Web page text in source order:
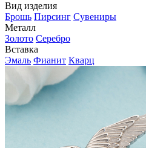
Вид изделия
Брошь Пирсинг Сувениры
Металл
Золото Серебро
Вставка
Эмаль Фианит Кварц